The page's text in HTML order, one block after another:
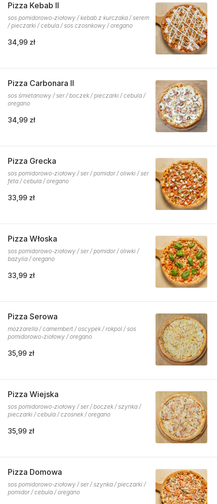
Pizza Kebab II
sos pomidorowo-ziołowy / kebab z kurczaka / serem
/ pieczarki / cebula / sos czosnkowy / oregano
34,99 zł
Pizza Carbonara II
sos śmietanowy / ser / boczek / pieczarki / cebula /
oregano
34,99 zł
Pizza Grecka
sos pomidorowo-ziołowy / ser / pomidor / oliwki / ser
feta / cebula / oregano
33,99 zł
Pizza Włoska
sos pomidorowo-ziołowy / ser / pomidor / oliwki /
bazylia / oregano
33,99 zł
Pizza Serowa
mozzarella / camembert / oscypek / rokpol / sos
pomidorowo-ziołowy / oregano
35,99 zł
Pizza Wiejska
sos pomidorowo-ziołowy / ser / boczek / szynka /
pieczarki / cebula / czosnek / oregano
35,99 zł
Pizza Domowa
sos pomidorowo-ziołowy / ser / szynka / pieczarki /
pomidor / cebula / oregano